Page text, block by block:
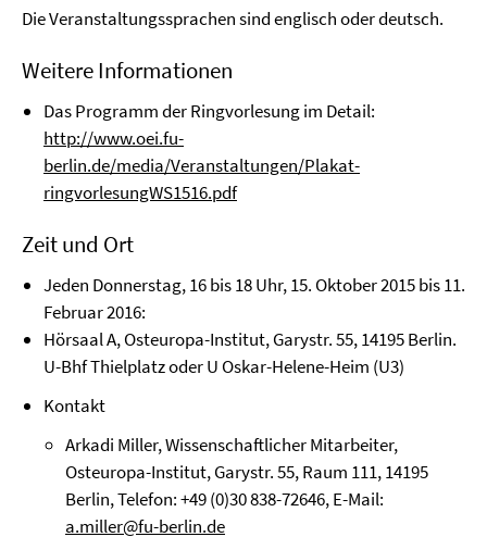
Die Veranstaltungssprachen sind englisch oder deutsch.
Weitere Informationen
Das Programm der Ringvorlesung im Detail:
http://www.oei.fu-
berlin.de/media/Veranstaltungen/Plakat-
ringvorlesungWS1516.pdf
Zeit und Ort
Jeden Donnerstag, 16 bis 18 Uhr, 15. Oktober 2015 bis 11.
Februar 2016:
Hörsaal A, Osteuropa-Institut, Garystr. 55, 14195 Berlin.
U-Bhf Thielplatz oder U Oskar-Helene-Heim (U3)
Kontakt
Arkadi Miller, Wissenschaftlicher Mitarbeiter,
Osteuropa-Institut, Garystr. 55, Raum 111, 14195
Berlin, Telefon: +49 (0)30 838-72646, E-Mail:
a.miller@fu-berlin.de